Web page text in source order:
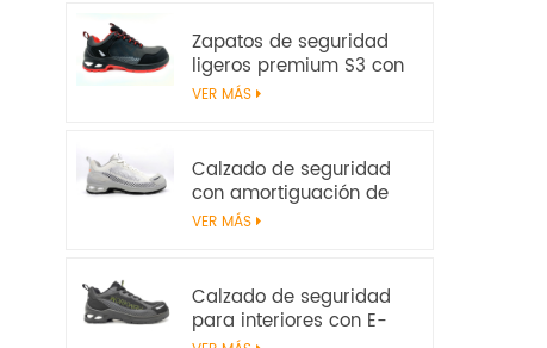
Zapatos de seguridad
ligeros premium S3 con
parte superior de
| Workway Footwear
VER MÁS
Calzado de seguridad
con amortiguación de
E-TPU | Sin metal S1PS
VER MÁS
Calzado de seguridad
para interiores con E-